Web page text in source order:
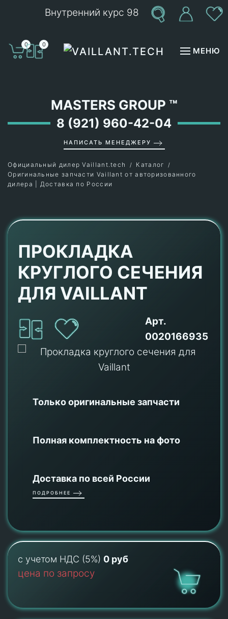
Внутренний курс 98
0 0
МЕНЮ
MASTERS GROUP ™
8 (921) 960-42-04
НАПИСАТЬ МЕНЕДЖЕРУ
Официальный дилер Vaillant.tech
Каталог
Оригинальные запчасти Vaillant от авторизованного
дилера | Доставка по России
ПРОКЛАДКА
КРУГЛОГО СЕЧЕНИЯ
ДЛЯ VAILLANT
Арт.
0020166935
Только оригинальные запчасти
Полная комплектность на фото
Доставка по всей России
ПОДРОБНЕЕ
с учетом НДС (5%) 0 руб
цена по запросу